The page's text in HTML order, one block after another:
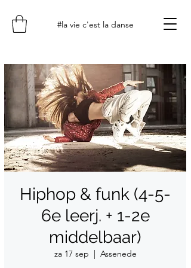
#la vie c'est la danse
Hiphop & funk (4-5-
6e leerj. + 1-2e
middelbaar)
za 17 sep
  |
Assenede